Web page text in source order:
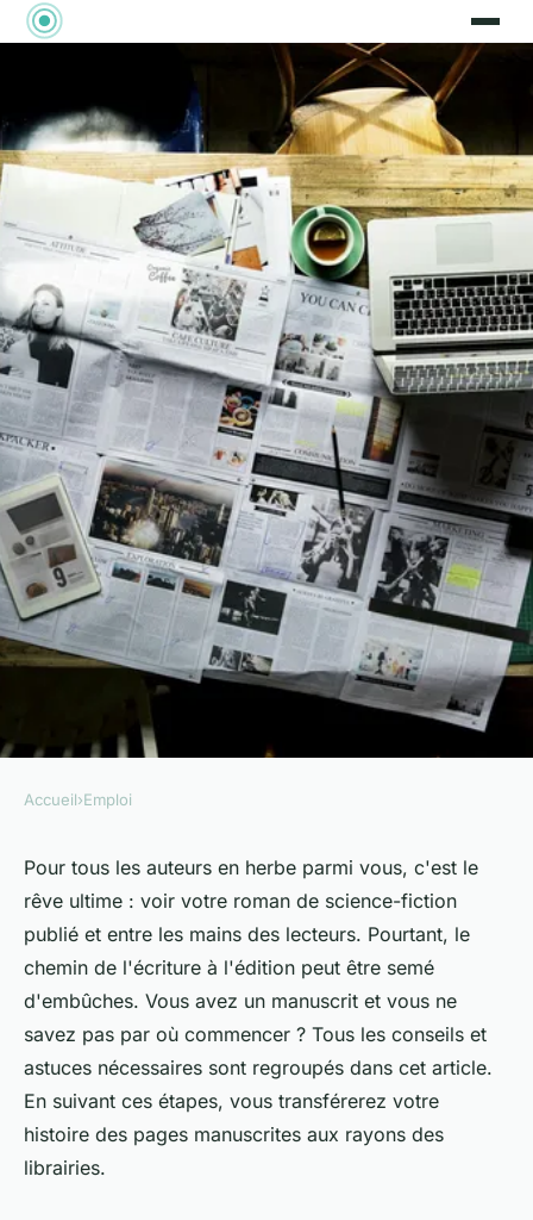
Quelles étapes suivre pour
publier un premier roman de
science-fiction ?
Mélina•10 mai 2024• 5 min de lecture
Accueil›Emploi
Pour tous les auteurs en herbe parmi vous, c'est le
rêve ultime : voir votre roman de science-fiction
publié et entre les mains des lecteurs. Pourtant, le
chemin de l'écriture à l'édition peut être semé
d'embûches. Vous avez un manuscrit et vous ne
savez pas par où commencer ? Tous les conseils et
astuces nécessaires sont regroupés dans cet article.
En suivant ces étapes, vous transférerez votre
histoire des pages manuscrites aux rayons des
librairies.